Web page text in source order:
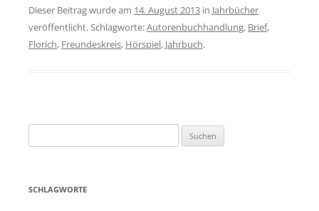
Dieser Beitrag wurde am 14. August 2013in Jahrbücher
veröffentlicht. Schlagworte:Autorenbuchhandlung, Brief,
Florich, Freundeskreis, Hörspiel, Jahrbuch.
nach:
SCHLAGWORTE